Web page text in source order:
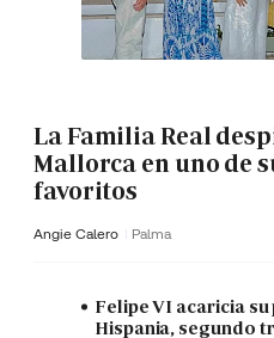
La Familia Real
Mallorca en uno de
favoritos
Angie Calero Palma
Felipe VI acaricia
Hispania, segundo